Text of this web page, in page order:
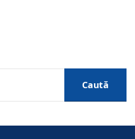
Caută